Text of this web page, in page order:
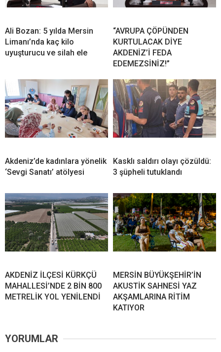
Ali Bozan: 5 yılda Mersin
Limanı’nda kaç kilo
uyuşturucu ve silah ele
“AVRUPA ÇÖPÜNDEN
KURTULACAK DİYE
AKDENİZ’İ FEDA
EDEMEZSİNİZ!”
Akdeniz’de kadınlara yönelik
‘Sevgi Sanatı’ atölyesi
Kasklı saldırı olayı çözüldü:
3 şüpheli tutuklandı
AKDENİZ İLÇESİ KÜRKÇÜ
MAHALLESİ’NDE 2 BİN 800
METRELİK YOL YENİLENDİ
MERSİN BÜYÜKŞEHİR’İN
AKUSTİK SAHNESİ YAZ
AKŞAMLARINA RİTİM
KATIYOR
YORUMLAR